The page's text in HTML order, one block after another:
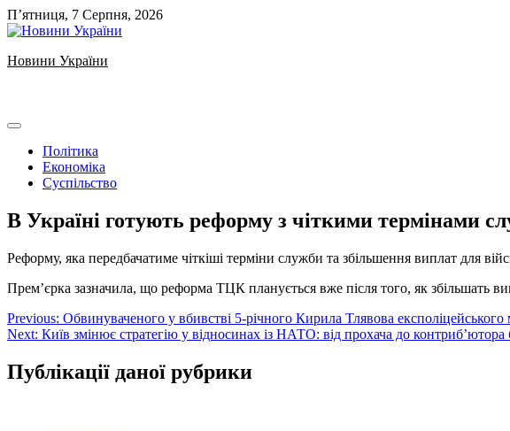
Skip
to
П’ятниця, 7 Серпня, 2026
Новини України
Політика
Економіка
Суспільство
В Україні готують реформу з чіткими термінами
Реформу, яка передбачатиме чіткіші терміни служби та збільшення виплат для
Премʼєрка зазначила, що реформа ТЦК планується вже після того, як збільшать
Навігація
записів
Previous: Обвинуваченого у вбивстві 5-річного Кирила Тлявова експоліцейського
Next: Київ змінює стратегію у відносинах із НАТО: від прохача до контриб’ютора
Публікації даної рубрики